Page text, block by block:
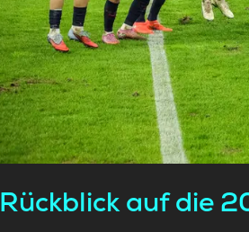
Rückblick auf die